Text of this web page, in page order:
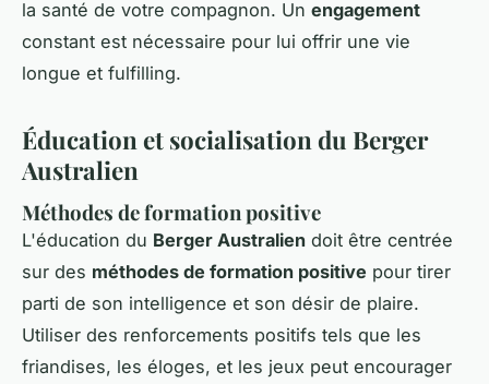
la santé de votre compagnon. Un engagement
constant est nécessaire pour lui offrir une vie
longue et fulfilling.
Éducation et socialisation du Berger
Australien
Méthodes de formation positive
L'éducation du Berger Australien doit être centrée
sur des méthodes de formation positive pour tirer
parti de son intelligence et son désir de plaire.
Utiliser des renforcements positifs tels que les
friandises, les éloges, et les jeux peut encourager